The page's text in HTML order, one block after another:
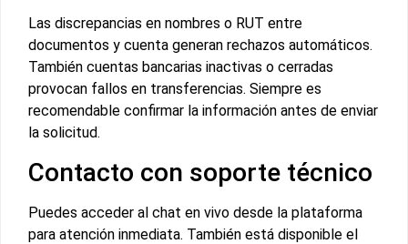
Las discrepancias en nombres o RUT entre
documentos y cuenta generan rechazos automáticos.
También cuentas bancarias inactivas o cerradas
provocan fallos en transferencias. Siempre es
recomendable confirmar la información antes de enviar
la solicitud.
Contacto con soporte técnico
Puedes acceder al chat en vivo desde la plataforma
para atención inmediata. También está disponible el